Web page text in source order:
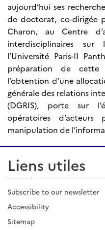
aujourd’hui ses
de doctorat, co-dirigée
Charon, au Centre
interdisciplinaires sur
l’Université Paris-II
préparation de cette
l’obtention d’une
générale des relations
(DGRIS), porte sur
opératoires d’acteurs
manipulation de
Liens utiles
Subscribe to our newsletter
Accessibility
Sitemap